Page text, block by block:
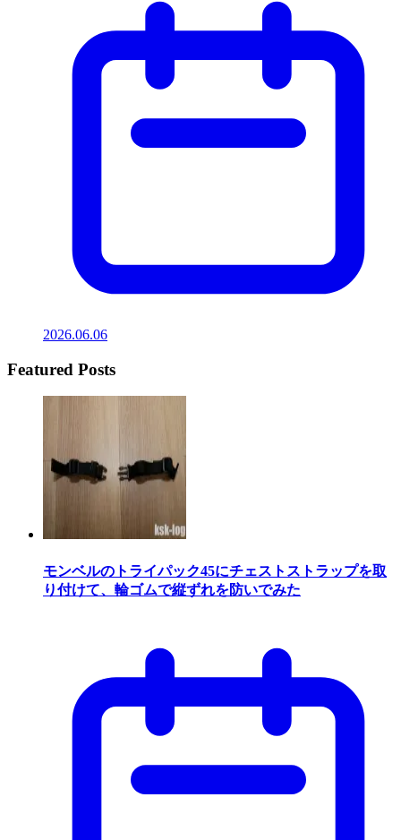
2026.06.06
Featured Posts
モンベルのトライパック45にチェストストラップを取
り付けて、輪ゴムで縦ずれを防いでみた